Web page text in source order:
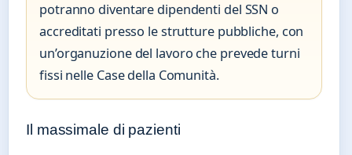
potranno diventare dipendenti del SSN o
accreditati presso le strutture pubbliche, con
un’organuzione del lavoro che prevede turni
fissi nelle Case della Comunità.
Il massimale di pazienti